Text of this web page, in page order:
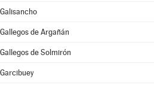
Galisancho
Gallegos de Argañán
Gallegos de Solmirón
Garcibuey